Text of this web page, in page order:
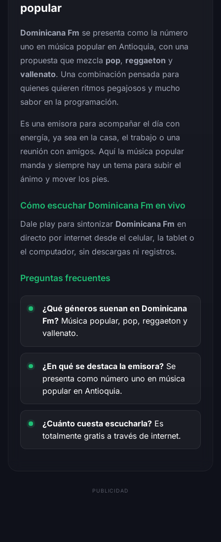
popular
Dominicana Fm se presenta como la número
uno en música popular en Antioquia, con una
propuesta que mezcla pop, reggaeton y
vallenato. Una combinación pensada para
quienes quieren ritmos pegajosos y mucho
sabor en la programación.
Es una emisora para acompañar el día con
energía, ya sea en la casa, el trabajo o una
reunión con amigos. Aquí la música popular
manda y siempre hay un tema para subir el
ánimo y mover los pies.
Cómo escuchar Dominicana Fm en vivo
Dale play para sintonizar Dominicana Fm en
directo por internet desde el celular, la tablet o
el computador, sin descargas ni registros.
Preguntas frecuentes
¿Qué géneros suenan en Dominicana
Fm? Música popular, pop, reggaeton y
vallenato.
¿En qué se destaca la emisora? Se
presenta como número uno en música
popular en Antioquia.
¿Cuánto cuesta escucharla? Es
totalmente gratis a través de internet.
PUBLICIDAD